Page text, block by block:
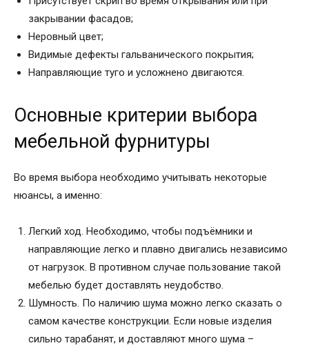
закрывании фасадов;
Неровный цвет;
Видимые дефекты гальванического покрытия;
Направляющие туго и усложнено двигаются.
Основные критерии выбора
мебельной фурнитуры
Во время выбора необходимо учитывать некоторые
нюансы, а именно:
Легкий ход. Необходимо, чтобы подъёмники и
направляющие легко и плавно двигались независимо
от нагрузок. В противном случае пользование такой
мебелью будет доставлять неудобство.
Шумность. По наличию шума можно легко сказать о
самом качестве конструкции. Если новые изделия
сильно тарабанят, и доставляют много шума –